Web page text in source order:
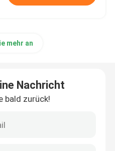
mehr an
Nachricht
bald zurück!